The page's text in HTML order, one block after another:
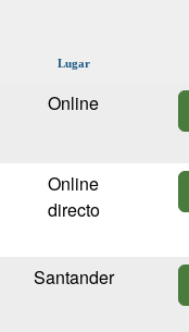
Lugar
Online
Online
directo
Santander